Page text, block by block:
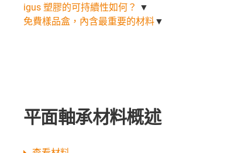
igus 塑膠的可持續性如何？ ▼
免費樣品盒，內含最重要的材料▼
平面軸承材料概述